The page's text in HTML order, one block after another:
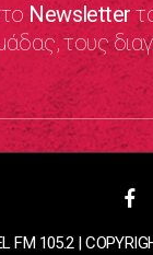
Newsletter
τους
FM 105.2 |